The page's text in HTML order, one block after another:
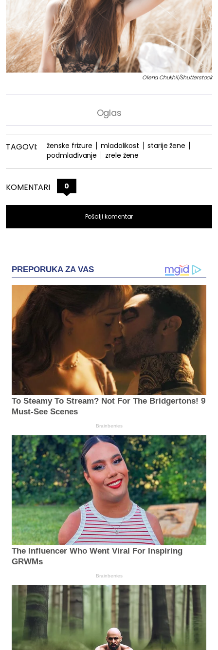
Olena Chukhil/Shutterstock
TAGOVI: ženske frizure mladolikost
starije žene
podmlađivanje
zrele žene
KOMENTARI 0
Pošalji komentar
PREPORUKA ZA VAS
To Steamy To Stream? Not For The Bridgertons! 9
Must-See Scenes
Brainberries
The Influencer Who Went Viral For Inspiring
GRWMs
Brainberries